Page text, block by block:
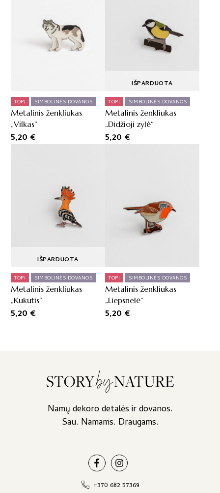
TOP! SIMBOLINĖS DOVANOS
Metalinis ženkliukas
„Vilkas“
5,20 €
TOP! SIMBOLINĖS DOVANOS
Metalinis ženkliukas
„Didžioji zylė“
5,20 €
IŠPARDUOTA
TOP! SIMBOLINĖS DOVANOS
Metalinis ženkliukas
„Kukutis“
5,20 €
IŠPARDUOTA
TOP! SIMBOLINĖS DOVANOS
Metalinis ženkliukas
„Liepsnelė“
5,20 €
Namų dekoro detalės ir dovanos.
Sau. Namams. Draugams.
+370 682 57369